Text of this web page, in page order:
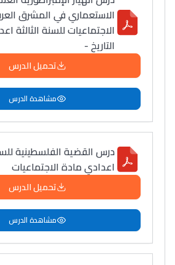
أكادير أوفلا
سقطت فالباك و سنة
2011 بدّلاتني بزّاف، مسار
إلياس أريدال، إطار
فمنظّمة دولية
مهنة التّرجمة، العمل
التّطوّعي، التّشبيك و
سامورا
بطلة المغرب فالقفز
الطولي، ملاك البردع
كتحكي على تجربتها
فالرّياضة و الدّراسة
الاستعماري في المشرق
الاجتماعيات للسنة
التاريخ -
تحميل الدرس
مشاهدة الدرس
درس القضية الفلسطينية
اعدادي مادة الاجتماعيات
تحميل الدرس
مشاهدة الدرس